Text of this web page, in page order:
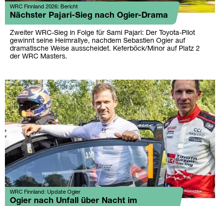
WRC Finnland 2026: Bericht
Nächster Pajari-Sieg nach Ogier-Drama
Zweiter WRC-Sieg in Folge für Sami Pajari: Der Toyota-Pilot
gewinnt seine Heimrallye, nachdem Sebastien Ogier auf
dramatische Weise ausscheidet. Keferböck/Minor auf Platz 2
der WRC Masters.
WRC Finnland: Update Ogier
Ogier nach Unfall über Nacht im